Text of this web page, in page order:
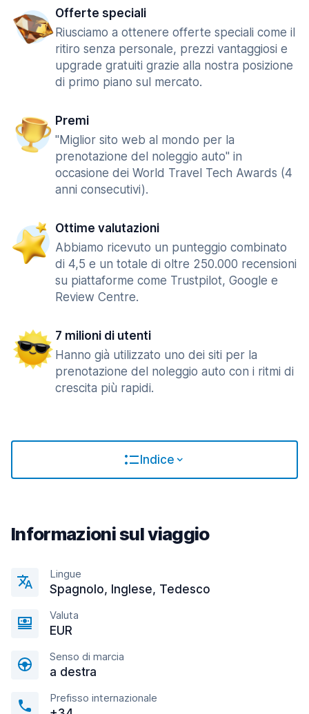
Offerte speciali
Riusciamo a ottenere offerte speciali come il
ritiro senza personale, prezzi vantaggiosi e
upgrade gratuiti grazie alla nostra posizione
di primo piano sul mercato.
Premi
"Miglior sito web al mondo per la
prenotazione del noleggio auto" in
occasione dei World Travel Tech Awards (4
anni consecutivi).
Ottime valutazioni
Abbiamo ricevuto un punteggio combinato
di 4,5 e un totale di oltre 250.000 recensioni
su piattaforme come Trustpilot, Google e
Review Centre.
7 milioni di utenti
Hanno già utilizzato uno dei siti per la
prenotazione del noleggio auto con i ritmi di
crescita più rapidi.
Indice
Informazioni sul viaggio
Lingue
Spagnolo, Inglese, Tedesco
Valuta
EUR
Senso di marcia
a destra
Prefisso internazionale